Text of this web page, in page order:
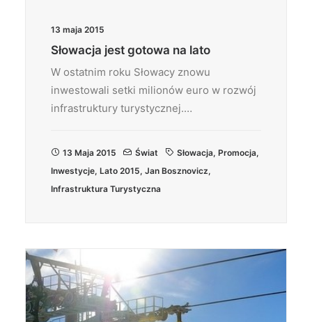
13 maja 2015
Słowacja jest gotowa na lato
W ostatnim roku Słowacy znowu
inwestowali setki milionów euro w rozwój
infrastruktury turystycznej.…
13 Maja 2015 Świat Słowacja, Promocja,
Inwestycje, Lato 2015, Jan Bosznovicz,
Infrastruktura Turystyczna